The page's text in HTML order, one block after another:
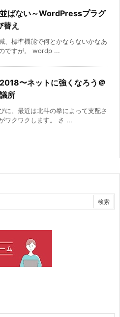
ばない～WordPressプラグ
え
、標準機能で何とかならないかなあ
ですが。 wordp ...
〜ネットに強くなろう＠
所
に、最近は北斗の拳によって支配さ
ワクワクします。 さ ...